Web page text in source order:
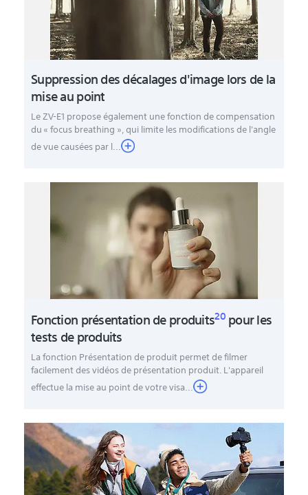
Suppression des décalages d'image lors de la
mise au point
Le ZV-E1 propose également une fonction de compensation
du « focus breathing », qui limite les modifications de l'angle
de vue causées par l...
Fonction présentation de produits20pour les
tests de produits
La fonction Présentation de produit permet de filmer
facilement des vidéos de présentation produit. L'appareil
effectue la mise au point de votre visa...